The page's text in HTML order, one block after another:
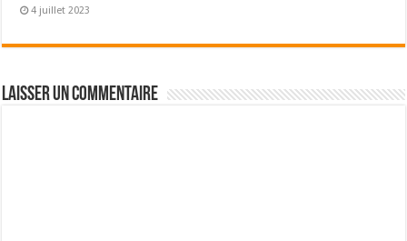
4 juillet 2023
Laisser un commentaire